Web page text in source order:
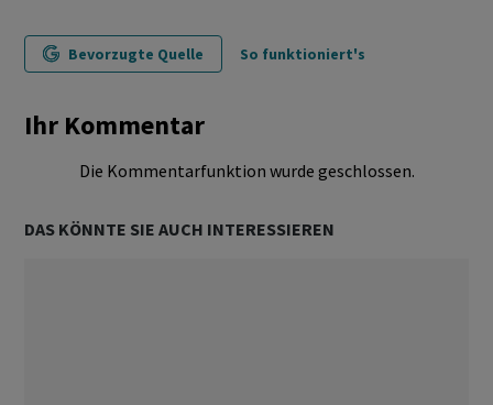
Bevorzugte Quelle So funktioniert's
Ihr Kommentar
Die Kommentarfunktion wurde geschlossen.
DAS KÖNNTE SIE AUCH INTERESSIEREN